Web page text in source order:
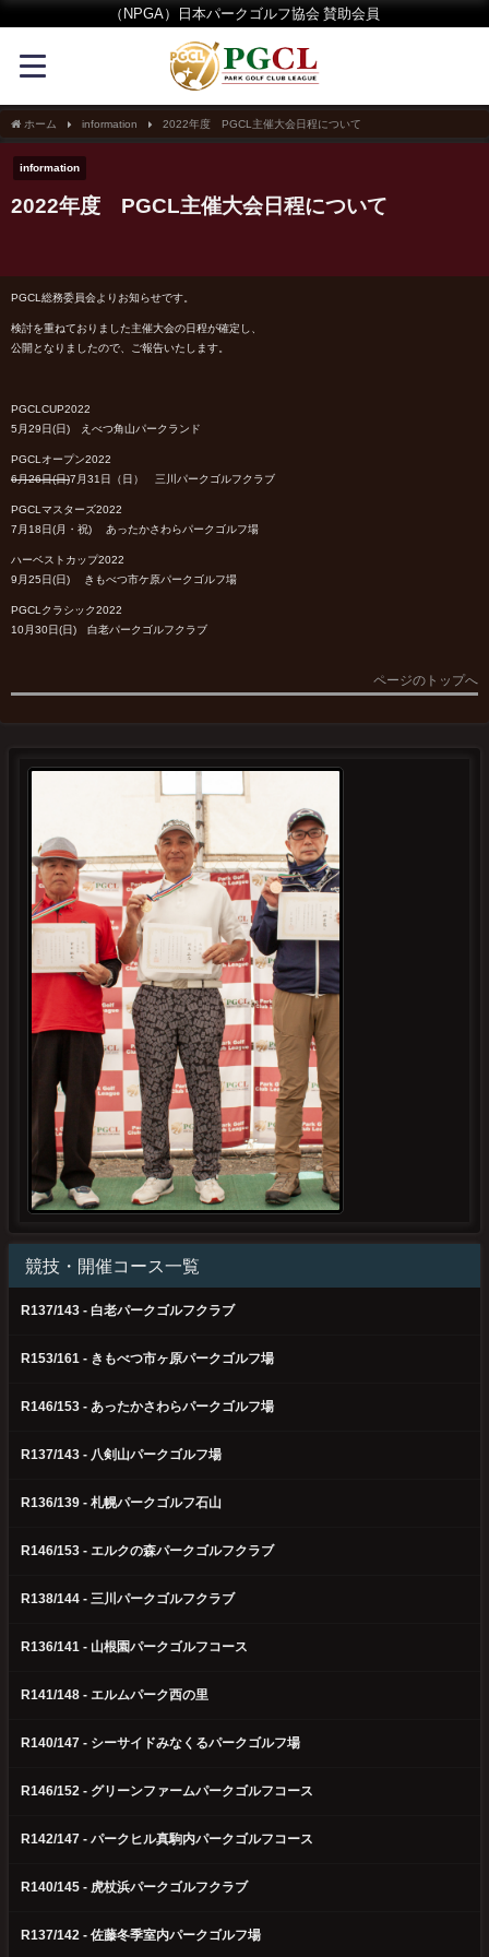
（NPGA）日本パークゴルフ協会 賛助会員
ホーム information 2022年度 PGCL主催大会日程について
information
2022年度 PGCL主催大会日程について
PGCL総務委員会よりお知らせです。
検討を重ねておりました主催大会の日程が確定し、
公開となりましたので、ご報告いたします。
PGCLCUP2022
5月29日(日) えべつ角山パークランド
PGCLオープン2022
6月26日(日)7月31日（日） 三川パークゴルフクラブ
PGCLマスターズ2022
7月18日(月・祝) あったかさわらパークゴルフ場
ハーベストカップ2022
9月25日(日) きもべつ市ケ原パークゴルフ場
PGCLクラシック2022
10月30日(日) 白老パークゴルフクラブ
ページのトップへ
競技・開催コース一覧
R137/143 - 白老パークゴルフクラブ
R153/161 - きもべつ市ヶ原パークゴルフ場
R146/153 - あったかさわらパークゴルフ場
R137/143 - 八剣山パークゴルフ場
R136/139 - 札幌パークゴルフ石山
R146/153 - エルクの森パークゴルフクラブ
R138/144 - 三川パークゴルフクラブ
R136/141 - 山根園パークゴルフコース
R141/148 - エルムパーク西の里
R140/147 - シーサイドみなくるパークゴルフ場
R146/152 - グリーンファームパークゴルフコース
R142/147 - パークヒル真駒内パークゴルフコース
R140/145 - 虎杖浜パークゴルフクラブ
R137/142 - 佐藤冬季室内パークゴルフ場